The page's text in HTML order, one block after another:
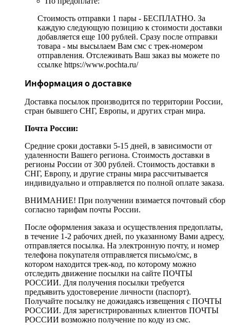
Стоимость отправки 1 пары - БЕСПЛАТНО. За
каждую следующую позицию к стоимости доставки
добавляется еще 100 рублей. Сразу после отправки
товара - мы высылаем Вам смс с трек-номером
отправления. Отслеживать Ваш заказ вы можете по
ссылке https://www.pochta.ru/
Информация о доставке
Доставка посылок производится по территории России,
стран бывшего СНГ, Европы, и других стран мира.
Почта России:
Средние сроки доставки 5-15 дней, в зависимости от
удаленности Вашего региона. Стоимость доставки в
регионы России от 300 рублей. Стоимость доставки в
СНГ, Европу, и другие страны мира рассчитывается
индивидуально и отправляется по полной оплате заказа.
ВНИМАНИЕ! При получении взимается почтовый сбор
согласно тарифам почты России.
После оформления заказа и осуществления предоплаты,
в течение 1-2 рабочих дней, по указанному Вами адресу,
отправляется посылка. На электронную почту, и номер
телефона покупателя отправляется письмо/смс, в
котором находится трек-код, по которому можно
отследить движение посылки на сайте ПОЧТЫ
РОССИИ. Для получения посылки требуется
предъявить удостоверение личности (паспорт).
Получайте посылку не дожидаясь извещения с ПОЧТЫ
РОССИИ. Для зарегистрированных клиентов ПОЧТЫ
РОССИИ возможно получение по коду из смс.